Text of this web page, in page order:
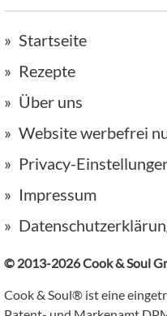
Startseite
Rezepte
Über uns
Website werbefrei
Privacy-
Impressum
© 2013-2026 Cook & Soul
Cook & Soul® ist eine